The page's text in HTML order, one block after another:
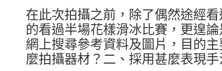
在此次拍攝之前，除了偶然途經
的看過半場花樣滑冰比賽，更遑
網上搜尋參考資料及圖片，目的
麼拍攝器材？二、採用甚麼表現